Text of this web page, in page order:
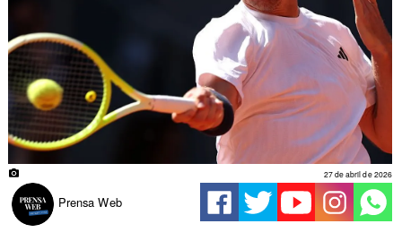
Prensa Web
27 de abril de 2026